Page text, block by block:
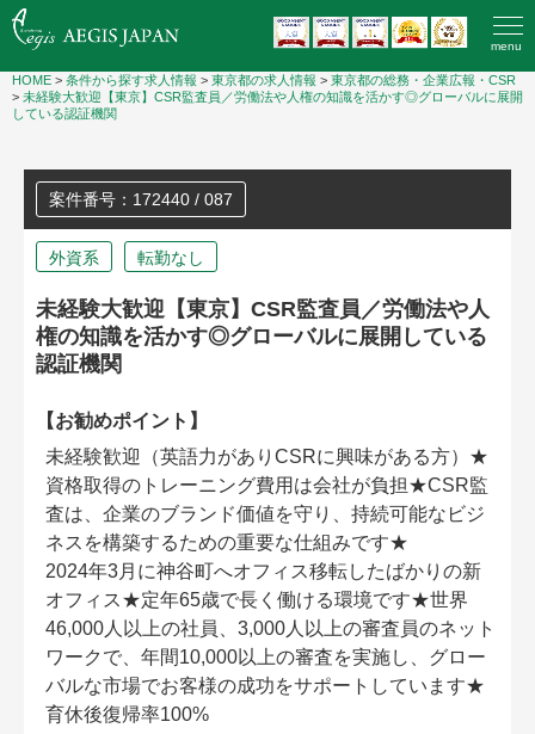
menu
HOME > 条件から探す求人情報 > 東京都の求人情報 > 東京都の総務・企業広報・CSR
> 未経験大歓迎【東京】CSR監査員／労働法や人権の知識を活かす◎グローバルに展開
している認証機関
案件番号：172440 / 087
外資系 転勤なし
未経験大歓迎【東京】CSR監査員／労働法や人
権の知識を活かす◎グローバルに展開している
認証機関
【お勧めポイント】
未経験歓迎（英語力がありCSRに興味がある方）★
資格取得のトレーニング費用は会社が負担★CSR監
査は、企業のブランド価値を守り、持続可能なビジ
ネスを構築するための重要な仕組みです★
2024年3月に神谷町へオフィス移転したばかりの新
オフィス★定年65歳で長く働ける環境です★世界
46,000人以上の社員、3,000人以上の審査員のネット
ワークで、年間10,000以上の審査を実施し、グロー
バルな市場でお客様の成功をサポートしています★
育休後復帰率100%